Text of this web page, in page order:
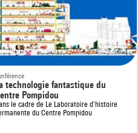
technologie fantastique du
Pompidou
le cadre de Le Laboratoire d'histoire
du Centre Pompidou